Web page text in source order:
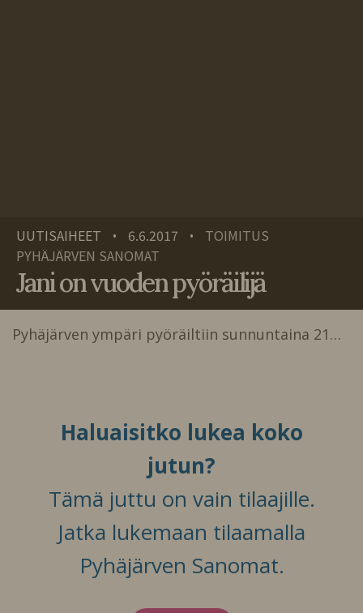
UUTISAIHEET • 6.6.2017 •
TOIMITUS
PYHÄJÄRVEN SANOMAT
Jani on vuoden pyöräilijä
Pyhäjärven ympäri pyöräiltiin sunnuntaina 21…
Haluaisitko lukea koko
jutun?
Tämä juttu on vain tilaajille.
Jatka lukemaan tilaamalla
Pyhäjärven Sanomat.